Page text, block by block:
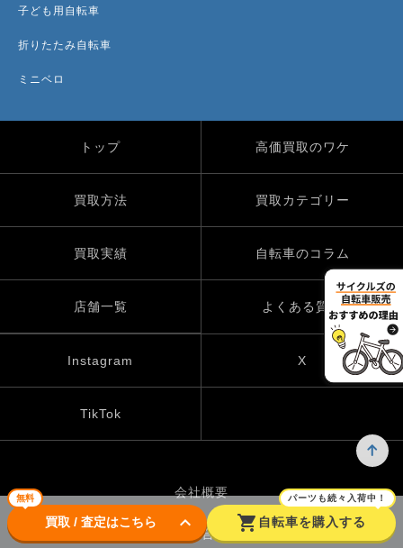
無料
買取 / 査定はこちら keyboard_arrow_down shopping_cart
パーツも続々入荷中！
自転車を購入する
子ども用自転車
折りたたみ自転車
ミニベロ
トップ 高価買取のワケ
買取方法 買取カテゴリー
買取実績 自転車のコラム
店舗一覧 よくある質問
Instagram X
TikTok
会社概要
お問い合わせ